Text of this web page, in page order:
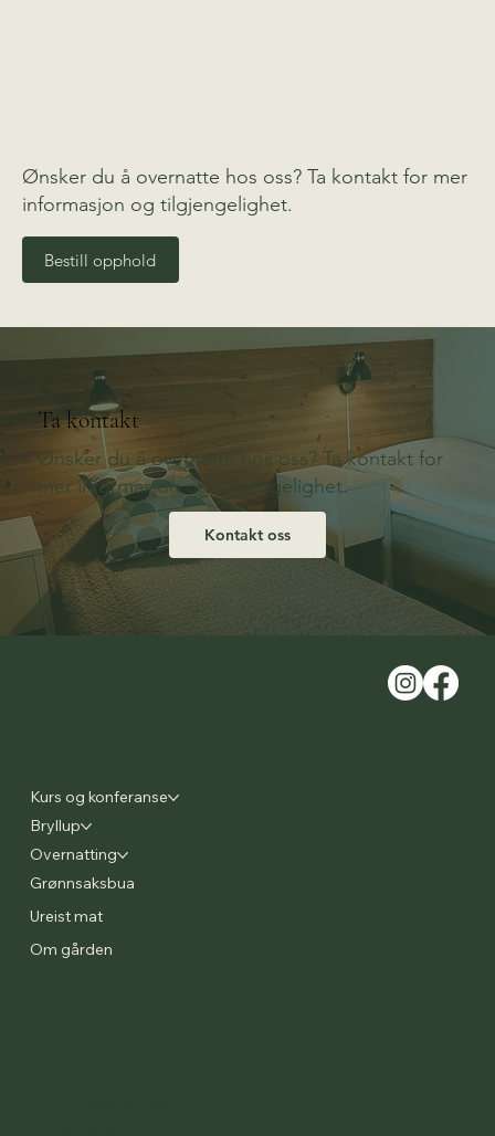
Ønsker du å overnatte hos oss? Ta kontakt for mer
informasjon og tilgjengelighet.
Bestill opphold
Ta kontakt
Ønsker du å overnatte hos oss? Ta kontakt for
mer informasjon og tilgjengelighet.
Kontakt oss
Kurs og konferanse
Bryllup
Overnatting
Grønnsaksbua
Ureist mat
Om gården